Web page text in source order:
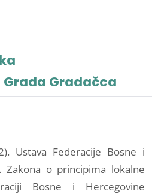
Gradačca
Ustava Federacije Bosne i
Zakona o principima lokalne
Bosne i Hercegovine